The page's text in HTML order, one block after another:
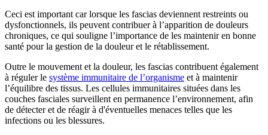
Ceci est important car lorsque les fascias deviennent restreints ou
dysfonctionnels, ils peuvent contribuer à l’apparition de douleurs
chroniques, ce qui souligne l’importance de les maintenir en bonne
santé pour la gestion de la douleur et le rétablissement.
Outre le mouvement et la douleur, les fascias contribuent également
à réguler le système immunitaire de l’organisme et à maintenir
l’équilibre des tissus. Les cellules immunitaires situées dans les
couches fasciales surveillent en permanence l’environnement, afin
de détecter et de réagir à d'éventuelles menaces telles que les
infections ou les blessures.